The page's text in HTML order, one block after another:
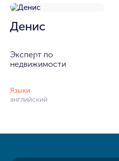
Денис
Эксперт по
недвижимости
Языки
английский